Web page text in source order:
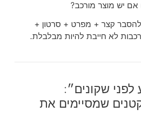
אם יש מוצר מורכב?
קצר + מפרט + סרטון +
לא חייבת להיות מבלבלת.
לפני שקונים״:
שמסיימים את